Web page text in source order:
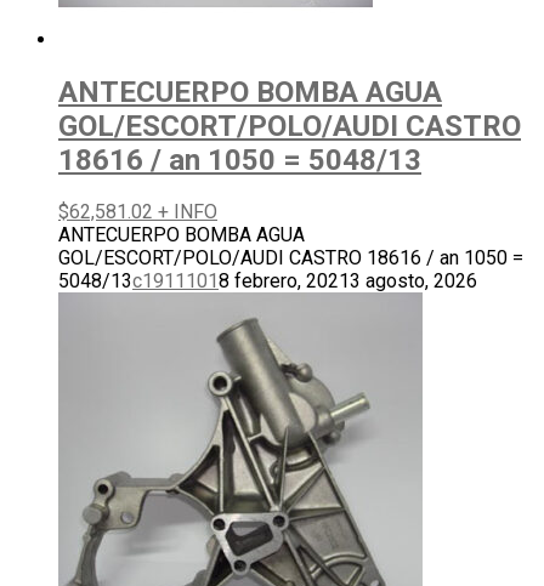
ANTECUERPO BOMBA AGUA
GOL/ESCORT/POLO/AUDI CASTRO
18616 / an 1050 = 5048/13
$62,581.02 + INFO
ANTECUERPO BOMBA AGUA
GOL/ESCORT/POLO/AUDI CASTRO 18616 / an 1050 =
5048/13c1911101 8 febrero, 20213 agosto, 2026